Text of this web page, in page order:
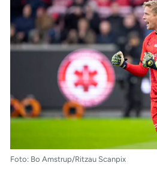
Foto: Bo Amstrup/Ritzau Scanpix